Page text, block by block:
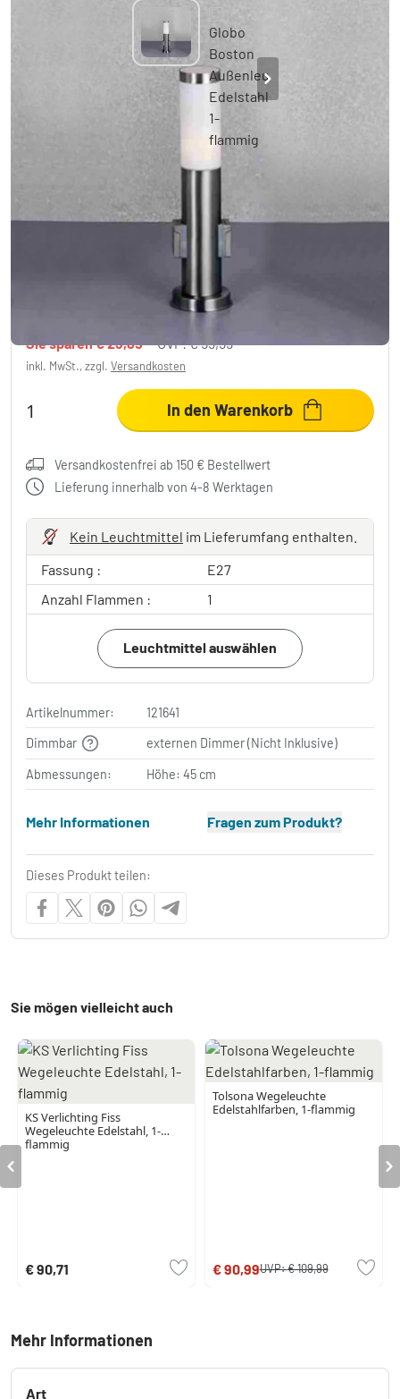
Globo Boston Außenleuchte
Edelstahlfarben, 1-flammig
Sie sparen€ 23,85 UVP:€ 59,99
inkl. MwSt., zzgl. Versandkosten
In den Warenkorb
Versandkostenfrei ab 150 € Bestellwert
Lieferung innerhalb von 4-8 Werktagen
Kein Leuchtmittel im Lieferumfang enthalten.
Fassung :
E27
Anzahl Flammen :
1
Leuchtmittel auswählen
Artikelnummer:
121641
Dimmbar
externen Dimmer (Nicht Inklusive)
Abmessungen: Höhe: 45 cm
Mehr Informationen Fragen zum Produkt?
Dieses Produkt teilen:
Sie mögen vielleicht auch
KS Verlichting Fiss
Wegeleuchte Edelstahl, 1-
flammig
€ 90,71
Tolsona Wegeleuchte
Edelstahlfarben, 1-flammig
€ 90,99UVP:€ 109,99
Mehr Informationen
Art